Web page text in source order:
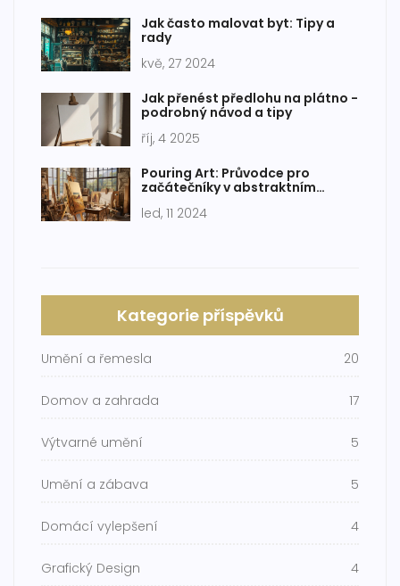
Jak často malovat byt: Tipy a
rady
kvě, 27 2024
Jak přenést předlohu na plátno -
podrobný návod a tipy
říj, 4 2025
Pouring Art: Průvodce pro
začátečníky v abstraktním
led, 11 2024
Kategorie příspěvků
Umění a řemesla 20
Domov a zahrada 17
Výtvarné umění 5
Umění a zábava 5
Domácí vylepšení 4
Grafický Design 4